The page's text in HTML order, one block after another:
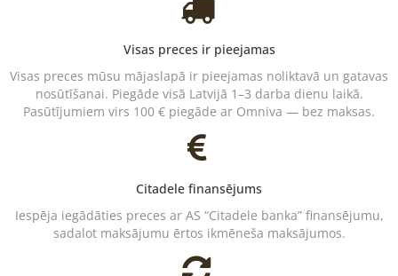
Visas preces ir pieejamas
Visas preces mūsu mājaslapā ir pieejamas noliktavā un gatavas
nosūtīšanai. Piegāde visā Latvijā 1–3 darba dienu laikā.
Pasūtījumiem virs 100 € piegāde ar Omniva — bez maksas.
Citadele finansējums
Iespēja iegādāties preces ar AS “Citadele banka” finansējumu,
sadalot maksājumu ērtos ikmēneša maksājumos.